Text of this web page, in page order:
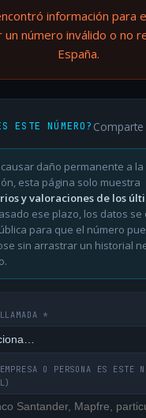
información para
un número inválido o no
España.
ESTE NÚMERO?
causar daño permanente a la
esta página solo muestra
y valoraciones de los
ese plazo, los datos se
para que el número
sin arrastrar un historial
*
O PERSONA ES ESTE